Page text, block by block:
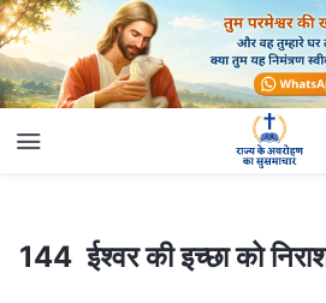
144 ईश्वर की इच्छा को निराश नहीं कर सकते तुम
144 ईश्वर की इच्छा को